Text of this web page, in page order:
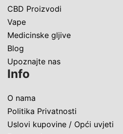
CBD Proizvodi
Vape
Medicinske gljive
Blog
Upoznajte nas
Info
O nama
Politika Privatnosti
Uslovi kupovine / Opći uvjeti